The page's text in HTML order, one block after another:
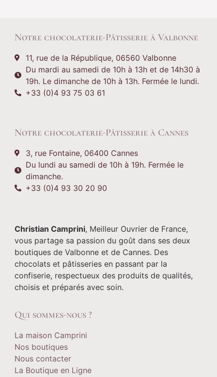
Notre chocolaterie-Pâtisserie à Valbonne
11, rue de la République, 06560 Valbonne
Du mardi au samedi de 10h à 13h et de 14h30 à
19h. Le dimanche de 10h à 13h. Fermée le lundi.
+33 (0)4 93 75 03 61
Notre chocolaterie-Pâtisserie à Cannes
3, rue Fontaine, 06400 Cannes
Du lundi au samedi de 10h à 19h. Fermée le
dimanche.
+33 (0)4 93 30 20 90
Christian Camprini, Meilleur Ouvrier de France,
vous partage sa passion du goût dans ses deux
boutiques de Valbonne et de Cannes. Des
chocolats et pâtisseries en passant par la
confiserie, respectueux des produits de qualités,
choisis et préparés avec soin.
Qui sommes-nous ?
La maison Camprini
Nos boutiques
Nous contacter
La Boutique en Ligne